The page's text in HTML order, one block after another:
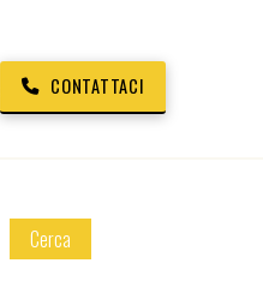
CONTATTACI
Cerca